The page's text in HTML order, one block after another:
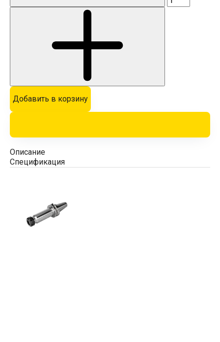
Добавить в корзину
Описание
Спецификация